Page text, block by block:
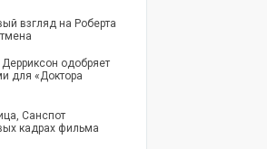
взгляд на Роберта
Дерриксон одобряет
для «Доктора
Санспот
кадрах фильма